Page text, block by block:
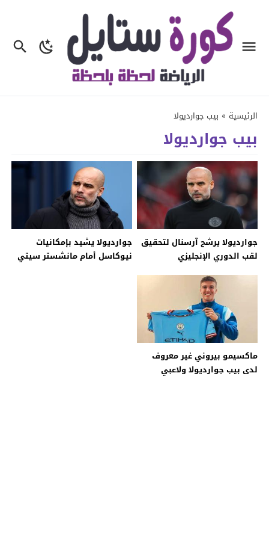
الرئيسية » بيب جوارديولا
بيب جوارديولا
جوارديولا يرشح آرسنال لتحقيق
لقب الدوري الإنجليزي
جوارديولا يشيد بإمكانيات
نيوكاسل أمام مانشستر سيتي
ماكسيمو بيروني غير معروف
لدى بيب جوارديولا ولاعبي